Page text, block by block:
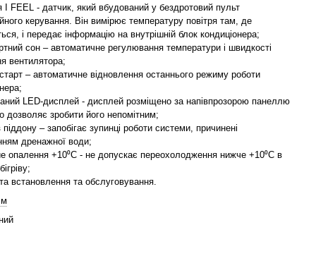
I FEEL - датчик, який вбудований у бездротовий пульт
керування. Він вимірює температуру повітря там, де
і передає інформацію на внутрішній блок кондиціонера;
сон – автоматичне регулювання температури і швидкості
вентилятора;
– автоматичне відновлення останнього режиму роботи
LED-дисплей - дисплей розміщено за напівпрозорою панеллю
дозволяє зробити його непомітним;
піддону – запобігає зупинці роботи системи, причинені
дренажної води;
опалення +10⁰С - не допускає переохолодження нижче +10⁰С в
встановлення та обслуговування.